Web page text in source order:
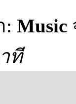
: Music
ที